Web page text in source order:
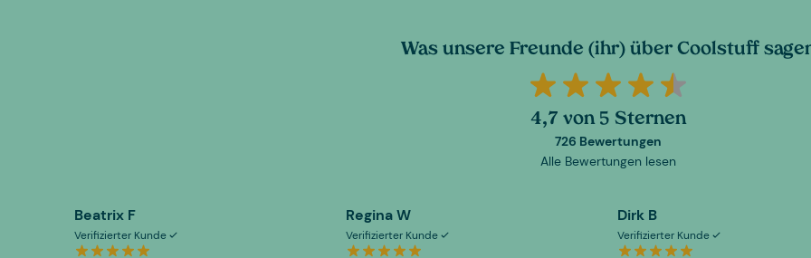
Was unsere Freunde (ihr) über Coolstuff
4,7 von 5 Sternen
726 Bewertungen
Alle Bewertungen lesen
Beatrix F
Verifizierter Kunde
Regina W
Verifizierter Kunde
Dirk B
Verifizierter Kunde